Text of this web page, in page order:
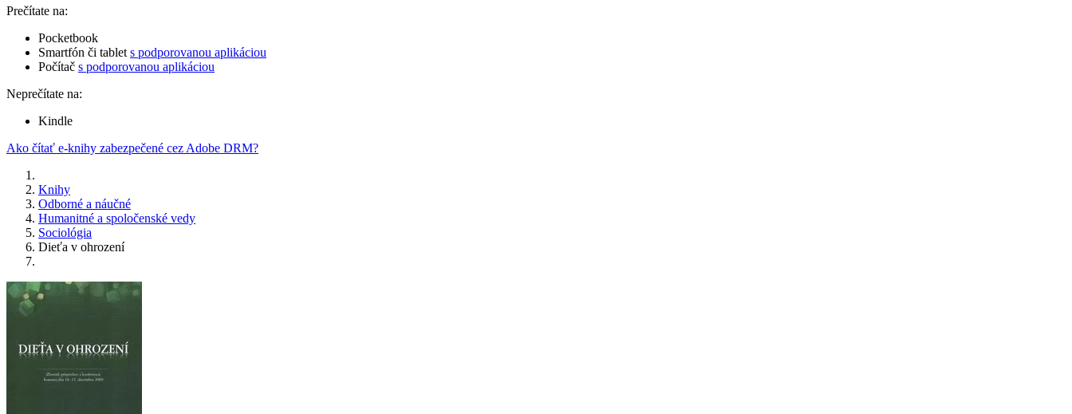
Prečítate na:
Pocketbook
Smartfón či tablet s podporovanou aplikáciou
Počítač s podporovanou aplikáciou
Neprečítate na:
Kindle
Ako čítať e-knihy zabezpečené cez Adobe DRM?
Knihy
Odborné a náučné
Humanitné a spoločenské vedy
Sociológia
Dieťa v ohrození